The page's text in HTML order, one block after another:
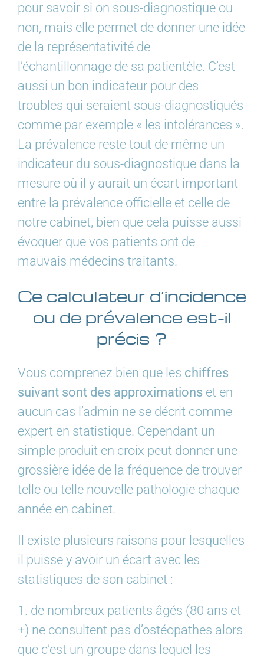
pour savoir si on sous-diagnostique ou
non, mais elle permet de donner une idée
de la représentativité de
l’échantillonnage de sa patientèle. C’est
aussi un bon indicateur pour des
troubles qui seraient sous-diagnostiqués
comme par exemple « les intolérances ».
La prévalence reste tout de même un
indicateur du sous-diagnostique dans la
mesure où il y aurait un écart important
entre la prévalence officielle et celle de
notre cabinet, bien que cela puisse aussi
évoquer que vos patients ont de
mauvais médecins traitants.
Ce calculateur d’incidence
ou de prévalence est-il
précis ?
Vous comprenez bien que les chiffres
suivant sont des approximations et en
aucun cas l’admin ne se décrit comme
expert en statistique. Cependant un
simple produit en croix peut donner une
grossière idée de la fréquence de trouver
telle ou telle nouvelle pathologie chaque
année en cabinet.
Il existe plusieurs raisons pour lesquelles
il puisse y avoir un écart avec les
statistiques de son cabinet :
1. de nombreux patients âgés (80 ans et
+) ne consultent pas d’ostéopathes alors
que c’est un groupe dans lequel les